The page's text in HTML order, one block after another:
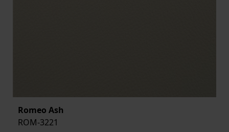
Romeo Ash
ROM-3221